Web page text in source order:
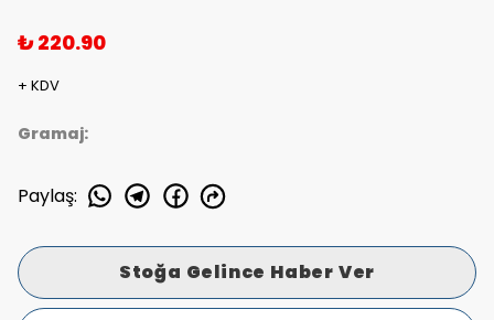
₺ 220.90
+ KDV
Gramaj:
Paylaş:
Stoğa Gelince Haber Ver